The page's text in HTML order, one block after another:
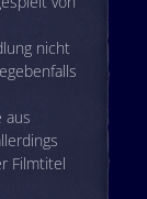
nicht
aus
Filmtitel